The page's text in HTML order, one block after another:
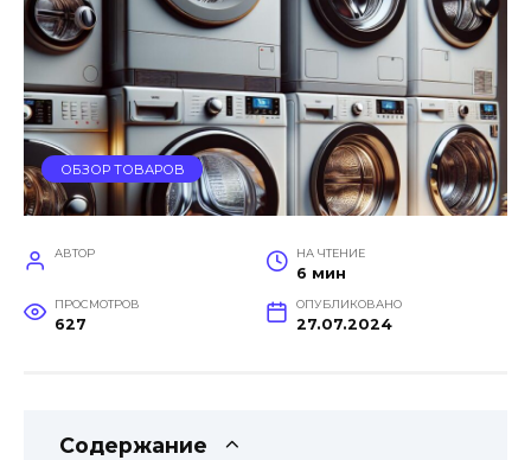
ОБЗОР ТОВАРОВ
АВТОР НА ЧТЕНИЕ
6 мин
ПРОСМОТРОВ
627
ОПУБЛИКОВАНО
27.07.2024
Содержание